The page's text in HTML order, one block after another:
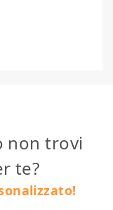
non trovi
te?